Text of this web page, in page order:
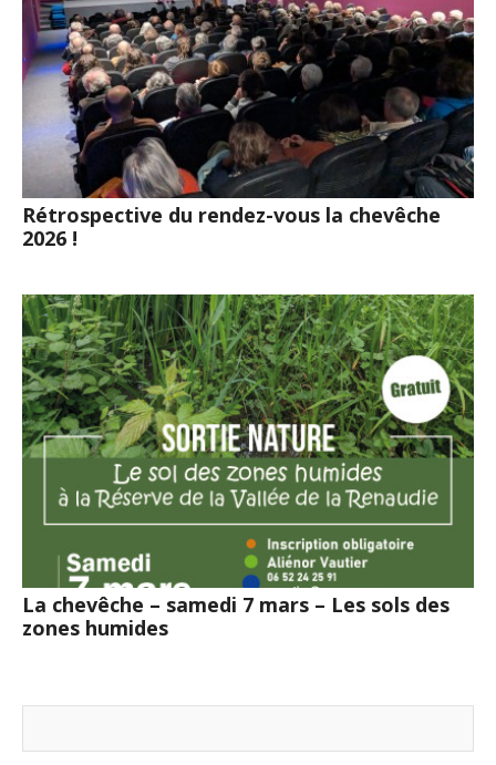
Rétrospective du rendez-vous la chevêche
2026 !
La chevêche – samedi 7 mars – Les sols des
zones humides